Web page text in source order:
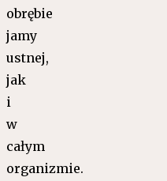
obrębie
jamy
ustnej,
jak
i
w
całym
organizmie.